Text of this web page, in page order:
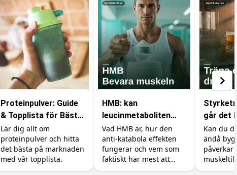
Proteinpulver: Guide
& Topplista för Bästa
Resultat
Lär dig allt om
proteinpulver och hitta
det bästa på marknaden
med vår topplista.
HMB: kan
leucinmetaboliten
skydda dina muskler?
Vad HMB är, hur den
anti-katabola effekten
fungerar och vem som
faktiskt har mest att
vinna på tillskottet.
går det
Kan du
ändå
påverkar